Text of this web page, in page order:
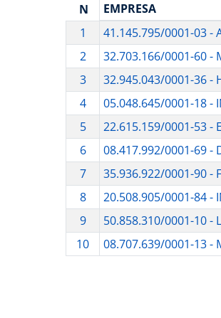
N EMPRESA
1
41.145.795/0001-03 -
2
32.703.166/0001-60 -
3
32.945.043/0001-36 -
4
05.048.645/0001-18 -
5
22.615.159/0001-53 -
6
08.417.992/0001-69 -
7
35.936.922/0001-90 -
8
20.508.905/0001-84 -
9
50.858.310/0001-10 -
10
08.707.639/0001-13 -